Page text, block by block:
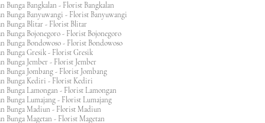
Bunga Bangkalan - Florist Bangkalan
Bunga Banyuwangi - Florist Banyuwangi
Bunga Blitar - Florist Blitar
Bunga Bojonegoro - Florist Bojonegoro
Bunga Bondowoso - Florist Bondowoso
Bunga Gresik - Florist Gresik
Bunga Jember - Florist Jember
Bunga Jombang - Florist Jombang
Bunga Kediri - Florist Kediri
Bunga Lamongan - Florist Lamongan
Bunga Lumajang - Florist Lumajang
Bunga Madiun - Florist Madiun
Bunga Magetan - Florist Magetan